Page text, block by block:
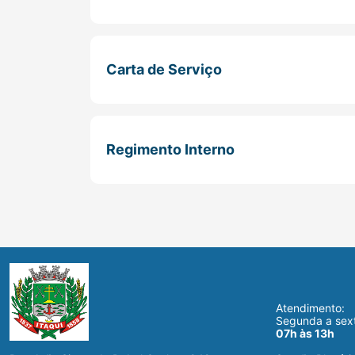
Carta de Serviço
Regimento Interno
Atendimento:
Segunda a
07h às 13h